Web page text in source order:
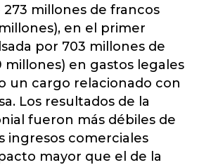
millones de francos
en el primer
por 703 millones de
millones) en gastos legales
un cargo relacionado con
Los resultados de la
fueron más débiles de
ingresos comerciales
mayor que el de la